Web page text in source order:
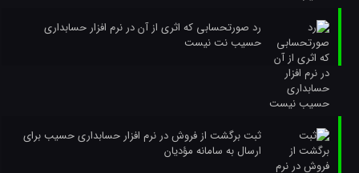
رد صورتحسابی که اثری از آن در نرم افزار حسابداری
حسیب نت نیست
ثبت برگشت از فروش در نرم افزار حسابداری حسیب برای
ارسال به سامانه مؤدیان